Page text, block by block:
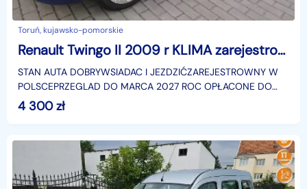
Toruń, kujawsko-pomorskie
Renault Twingo II 2009 r KLIMA zarejestrowany wsiadac i jedzic oplaty dlugo
STAN AUTA DOBRYWSIADAC I JEZDZIĆZAREJESTROWNY W
POLSCEPRZEGLAD DO MARCA 2027 ROC OPŁACONE DO
PAZDZIERNIKA 2026 RAUTO BEZ KOROZJI SRODEK CZYSTY
ZADBANYMAŁY PRZEN
4 300zł